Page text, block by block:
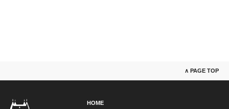
∧ PAGE TOP
HOME